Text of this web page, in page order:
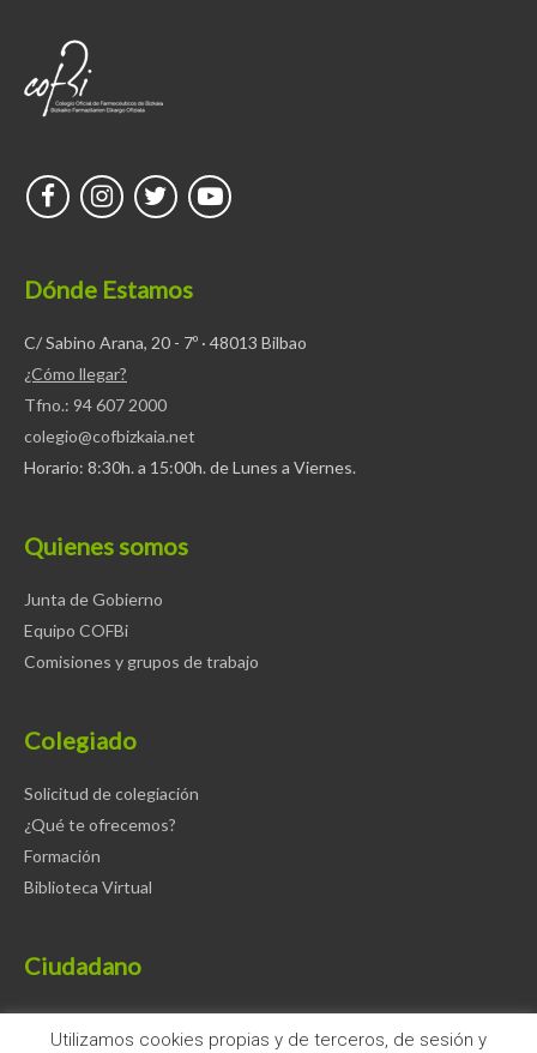
Dónde Estamos
C/ Sabino Arana, 20 - 7º · 48013 Bilbao
¿Cómo llegar?
Tfno.: 94 607 2000
colegio@cofbizkaia.net
Horario: 8:30h. a 15:00h. de Lunes a Viernes.
Quienes somos
Junta de Gobierno
Equipo COFBi
Comisiones y grupos de trabajo
Colegiado
Solicitud de colegiación
¿Qué te ofrecemos?
Formación
Biblioteca Virtual
Ciudadano
Farmacias de guardia
Utilizamos cookies propias y de terceros, de sesión y